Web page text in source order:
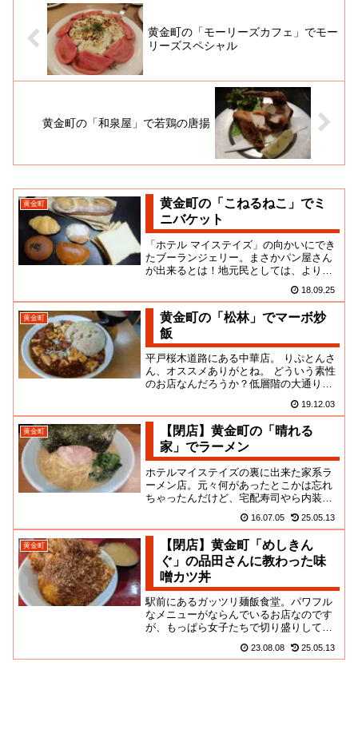
黄金町の「モーリーズカフェ」でモー
リーズスペシャル
黄金町の「和泉屋」で若鶏の唐揚
黄金町
黄金町の「こねるねこ」でミ
ニバケット
「ホテル マイステイズ」の向かいにでき
たブーランジェリー。まさかパン屋さん
が出来るとは！地元民としては、よりに
18.09.25
黄金町
黄金町の「松林」でマーボ炒
飯
平戸桜木道路にある中華店。 りぷとんさ
ん、オススメありがとね。 どういう素性
のお店なんだろうか？低層階の大通り側
19.12.03
黄金町
【閉店】黄金町の「晴れる
家」でラーメン
ホテルマイステイズの裏に出来た家系ラ
ーメン店。元々何があったとこかは忘れ
ちゃったんだけど、宅配寿司やら内装屋
ちゃうよななっつーテナント。...
16.07.05 25.05.13
黄金町
【閉店】黄金町「めしきん
ぐ」の品田さんに教わった味
噌カツ丼
駅前にあるガッツリ麺飯食堂。パワフル
なメニューがならんでいるお店なのです
が、もっぱら女子たちで切り盛りしてい
日、何を食べようかと店頭の写真...
23.08.08 25.05.13